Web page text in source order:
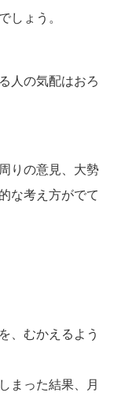
しょう。
人の気配はおろ
りの意見、大勢
な考え方がでて
、むかえるよう
まった結果、月